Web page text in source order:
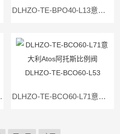
DLHZO-TE-BPO40-L13意大利Atos阿托斯比例阀DLHZO-TE-BPO40-L11
BPO40-L1 DLHZO-TE-BCO60-L71意大利Atos阿托斯比例阀DLHZO-TE-BCO60-L53